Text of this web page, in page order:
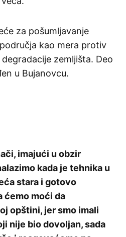
za pošumljavanje
kao mera protiv
zemljišta. Deo
u Bujanovcu.
imajući u obzir
kada je tehnika u
stara i gotovo
ćemo moći da
opštini, jer smo imali
nije bio dovoljan, sada